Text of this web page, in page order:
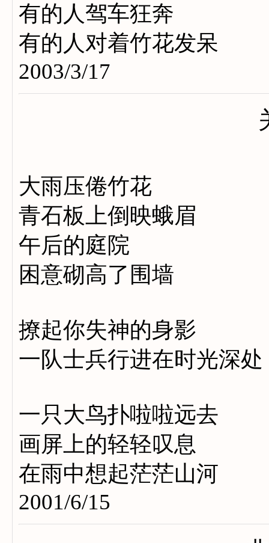
有的人驾车狂奔
有的人对着竹花发呆
2003/3/17
大雨压倦竹花
青石板上倒映蛾眉
午后的庭院
困意砌高了围墙
撩起你失神的身影
一队士兵行进在时光深处
一只大鸟扑啦啦远去
画屏上的轻轻叹息
在雨中想起茫茫山河
2001/6/15